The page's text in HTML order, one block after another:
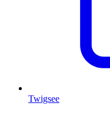
Twigsee